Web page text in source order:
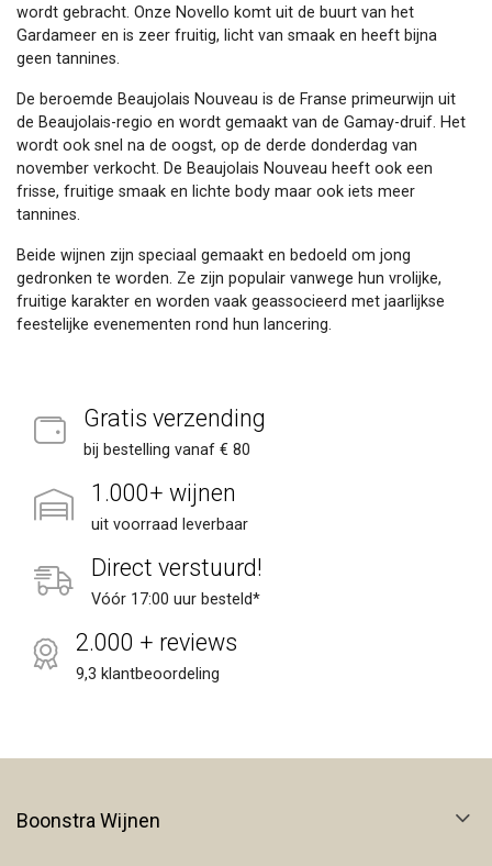
wordt gebracht. Onze Novello komt uit de buurt van het
Gardameer en is zeer fruitig, licht van smaak en heeft bijna
geen tannines.
De beroemde Beaujolais Nouveau is de Franse primeurwijn uit
de Beaujolais-regio en wordt gemaakt van de Gamay-druif. Het
wordt ook snel na de oogst, op de derde donderdag van
november verkocht. De Beaujolais Nouveau heeft ook een
frisse, fruitige smaak en lichte body maar ook iets meer
tannines.
Beide wijnen zijn speciaal gemaakt en bedoeld om jong
gedronken te worden. Ze zijn populair vanwege hun vrolijke,
fruitige karakter en worden vaak geassocieerd met jaarlijkse
feestelijke evenementen rond hun lancering.
Gratis verzending
bij bestelling vanaf € 80
1.000+ wijnen
uit voorraad leverbaar
Direct verstuurd!
Vóór 17:00 uur besteld*
2.000 + reviews
9,3 klantbeoordeling
Boonstra Wijnen